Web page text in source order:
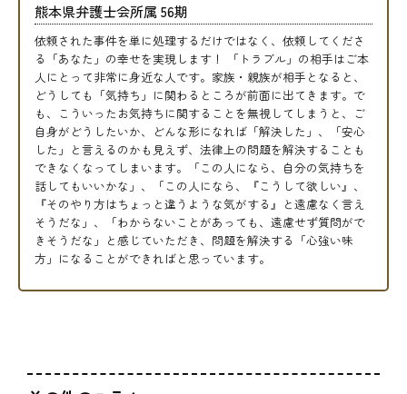
熊本県弁護士会所属 56期
依頼された事件を単に処理するだけではなく、依頼してくださ
る「あなた」の幸せを実現します！ 「トラブル」の相手はご本
人にとって非常に身近な人です。家族・親族が相手となると、
どうしても「気持ち」に関わるところが前面に出てきます。で
も、こういったお気持ちに関することを無視してしまうと、ご
自身がどうしたいか、どんな形になれば「解決した」、「安心
した」と言えるのかも見えず、法律上の問題を解決することも
できなくなってしまいます。「この人になら、自分の気持ちを
話してもいいかな」、「この人になら、『こうして欲しい』、
『そのやり方はちょっと違うような気がする』と遠慮なく言え
そうだな」、「わからないことがあっても、遠慮せず質問がで
きそうだな」と感じていただき、問題を解決する「心強い味
方」になることができればと思っています。